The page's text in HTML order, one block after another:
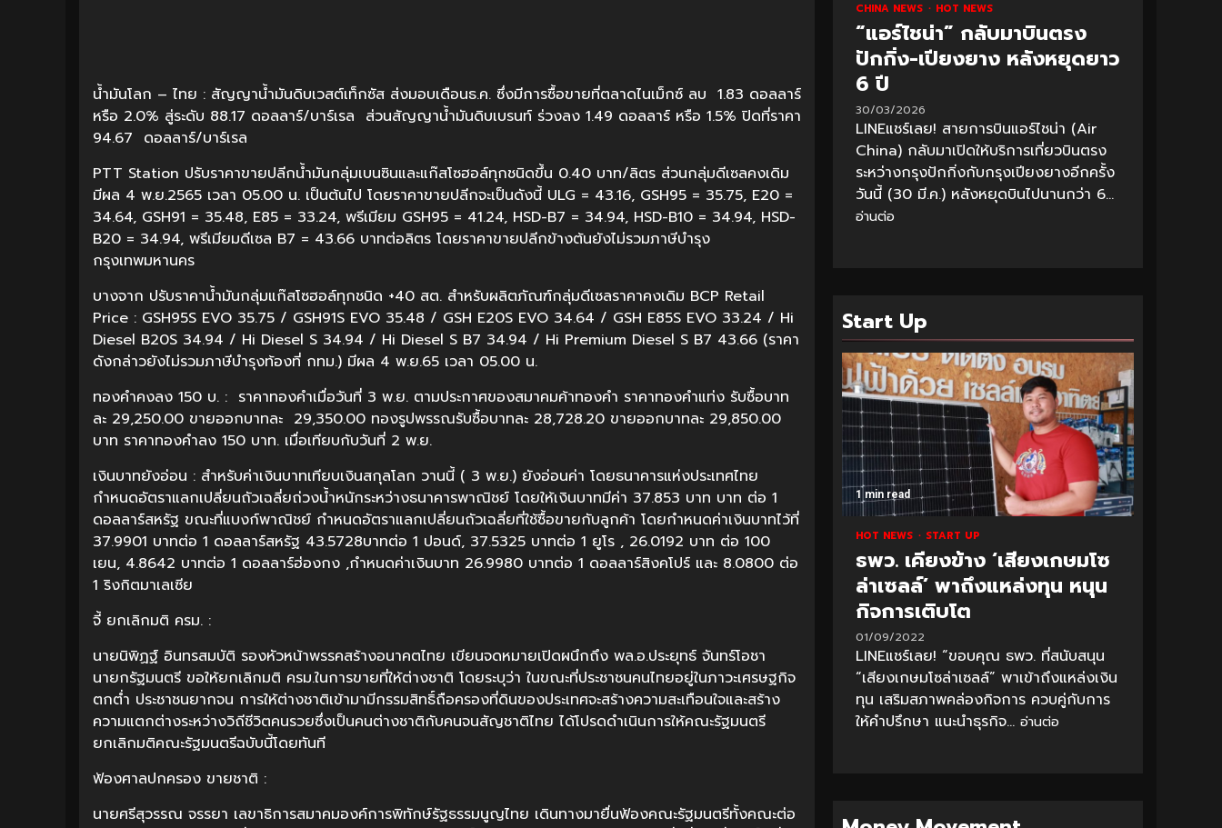
น้ำมันโลก – ไทย : สัญญาน้ำมันดิบเวสต์เท็กซัส ส่งมอบเดือนธ.ค. ซึ่งมีการซื้อขายที่ตลาดไนเม็กซ์ ลบ 1.83 ดอลลาร์
หรือ 2.0% สู่ระดับ 88.17 ดอลลาร์/บาร์เรล ส่วนสัญญาน้ำมันดิบเบรนท์ ร่วงลง 1.49 ดอลลาร์ หรือ 1.5% ปิดที่ราคา
94.67 ดอลลาร์/บาร์เรล
PTT Station ปรับราคาขายปลีกน้ำมันกลุ่มเบนซินและแก๊สโซฮอล์ทุกชนิดขึ้น 0.40 บาท/ลิตร ส่วนกลุ่มดีเซลคงเดิม
มีผล 4 พ.ย.2565 เวลา 05.00 น. เป็นต้นไป โดยราคาขายปลีกจะเป็นดังนี้ ULG = 43.16, GSH95 = 35.75, E20 =
34.64, GSH91 = 35.48, E85 = 33.24, พรีเมียม GSH95 = 41.24, HSD-B7 = 34.94, HSD-B10 = 34.94, HSD-
B20 = 34.94, พรีเมียมดีเซล B7 = 43.66 บาทต่อลิตร โดยราคาขายปลีกข้างต้นยังไม่รวมภาษีบำรุง
กรุงเทพมหานคร
บางจาก ปรับราคาน้ำมันกลุ่มแก๊สโซฮอล์ทุกชนิด +40 สต. สำหรับผลิตภัณฑ์กลุ่มดีเซลราคาคงเดิม BCP Retail
Price : GSH95S EVO 35.75 / GSH91S EVO 35.48 / GSH E20S EVO 34.64 / GSH E85S EVO 33.24 / Hi
Diesel B20S 34.94 / Hi Diesel S 34.94 / Hi Diesel S B7 34.94 / Hi Premium Diesel S B7 43.66 (ราคา
ดังกล่าวยังไม่รวมภาษีบำรุงท้องที่ กทม.) มีผล 4 พ.ย.65 เวลา 05.00 น.
ทองคำคงลง 150 บ. : ราคาทองคำเมื่อวันที่ 3 พ.ย. ตามประกาศของสมาคมค้าทองคำ ราคาทองคำแท่ง รับซื้อบาท
ละ 29,250.00 ขายออกบาทละ 29,350.00 ทองรูปพรรณรับซื้อบาทละ 28,728.20 ขายออกบาทละ 29,850.00
บาท ราคาทองคำลง 150 บาท. เมื่อเทียบกับวันที่ 2 พ.ย.
เงินบาทยังอ่อน : สำหรับค่าเงินบาทเทียบเงินสกุลโลก วานนี้ ( 3 พ.ย.) ยังอ่อนค่า โดยธนาคารแห่งประเทศไทย
กำหนดอัตราแลกเปลี่ยนถัวเฉลี่ยถ่วงน้ำหนักระหว่างธนาคารพาณิชย์ โดยให้เงินบาทมีค่า 37.853 บาท บาท ต่อ 1
ดอลลาร์สหรัฐ ขณะที่แบงก์พาณิชย์ กำหนดอัตราแลกเปลี่ยนถัวเฉลี่ยที่ใช้ซื้อขายกับลูกค้า โดยกำหนดค่าเงินบาทไว้ที่
37.9901 บาทต่อ 1 ดอลลาร์สหรัฐ 43.5728บาทต่อ 1 ปอนด์, 37.5325 บาทต่อ 1 ยูโร , 26.0192 บาท ต่อ 100
เยน, 4.8642 บาทต่อ 1 ดอลลาร์ฮ่องกง ,กำหนดค่าเงินบาท 26.9980 บาทต่อ 1 ดอลลาร์สิงคโปร์ และ 8.0800 ต่อ
1 ริงกิตมาเลเซีย
จี้ ยกเลิกมติ ครม. :
นายนิพิฏฐ์ อินทรสมบัติ รองหัวหน้าพรรคสร้างอนาคตไทย เขียนจดหมายเปิดผนึกถึง พล.อ.ประยุทธ์ จันทร์โอชา
นายกรัฐมนตรี ขอให้ยกเลิกมติ ครม.ในการขายที่ให้ต่างชาติ โดยระบุว่า ในขณะที่ประชาชนคนไทยอยู่ในภาวะเศรษฐกิจ
ตกต่ำ ประชาชนยากจน การให้ต่างชาติเข้ามามีกรรมสิทธิ์ถือครองที่ดินของประเทศจะสร้างความสะเทือนใจและสร้าง
ความแตกต่างระหว่างวิถีชีวิตคนรวยซึ่งเป็นคนต่างชาติกับคนจนสัญชาติไทย ได้โปรดดำเนินการให้คณะรัฐมนตรี
ยกเลิกมติคณะรัฐมนตรีฉบับนี้โดยทันที
ฟ้องศาลปกครอง ขายชาติ :
นายศรีสุวรรณ จรรยา เลขาธิการสมาคมองค์การพิทักษ์รัฐธรรมนูญไทย เดินทางมายื่นฟ้องคณะรัฐมนตรีทั้งคณะต่อ
CHINA NEWS HOT NEWS
“แอร์ไชน่า” กลับมาบินตรง
ปักกิ่ง-เปียงยาง หลังหยุดยาว
6 ปี
30/03/2026
LINEแชร์เลย! สายการบินแอร์ไชน่า (Air
China) กลับมาเปิดให้บริการเที่ยวบินตรง
ระหว่างกรุงปักกิ่งกับกรุงเปียงยางอีกครั้ง
วันนี้ (30 มี.ค.) หลังหยุดบินไปนานกว่า 6...
อ่านต่อ
Start Up
1 min read
HOT NEWS START UP
ธพว. เคียงข้าง ‘เสียงเกษมโซ
ล่าเซลล์’ พาถึงแหล่งทุน หนุน
กิจการเติบโต
01/09/2022
LINEแชร์เลย! “ขอบคุณ ธพว. ที่สนับสนุน
“เสียงเกษมโซล่าเซลล์” พาเข้าถึงแหล่งเงิน
ทุน เสริมสภาพคล่องกิจการ ควบคู่กับการ
ให้คำปรึกษา แนะนำธุรกิจ... อ่านต่อ